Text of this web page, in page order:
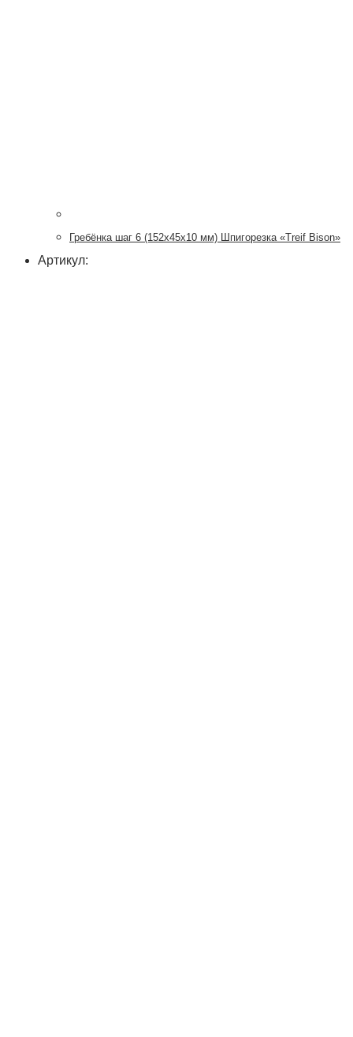
Гребёнка шаг 6 (152х45х10 мм) Шпигорезка «Treif Bison»
Артикул: